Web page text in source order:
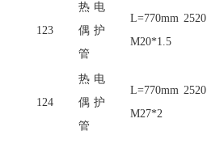
123
热电
偶护
管
L=770mm
M20*1.5
124
热电
偶护
管
L=770mm
M27*2